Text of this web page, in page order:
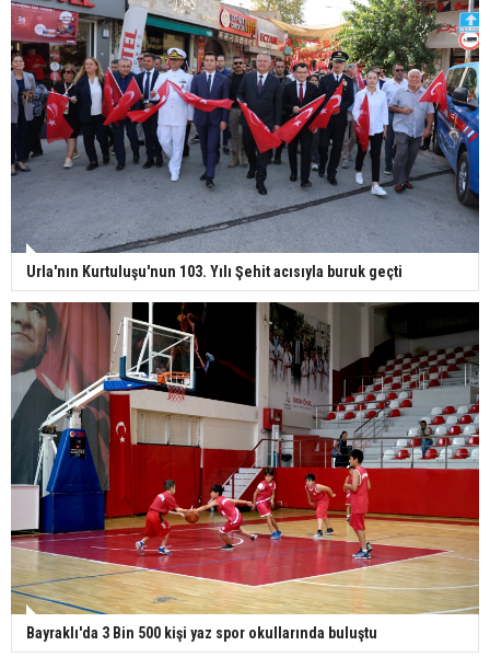
Urla'nın Kurtuluşu'nun 103. Yılı Şehit acısıyla buruk geçti
Bayraklı'da 3 Bin 500 kişi yaz spor okullarında buluştu